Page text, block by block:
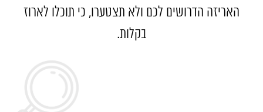
האריזה הדרושים לכם ולא תצטערו, כי תוכלו לארוז
בקלות.